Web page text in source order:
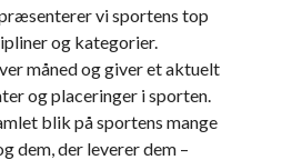
vi sportens top
og kategorier.
måned og giver et aktuelt
og placeringer i sporten.
blik på sportens mange
dem, der leverer dem –